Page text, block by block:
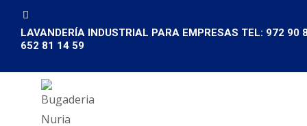
contenido
LAVANDERÍA INDUSTRIAL PARA EMPRESAS TEL: 972 90
652 81 14 59